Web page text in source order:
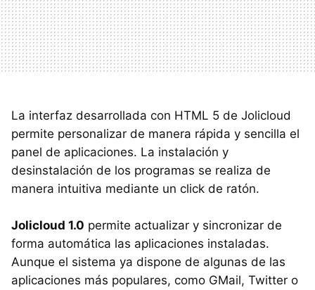
La interfaz desarrollada con HTML 5 de Jolicloud
permite personalizar de manera rápida y sencilla el
panel de aplicaciones. La instalación y
desinstalación de los programas se realiza de
manera intuitiva mediante un click de ratón.
Jolicloud 1.0 permite actualizar y sincronizar de
forma automática las aplicaciones instaladas.
Aunque el sistema ya dispone de algunas de las
aplicaciones más populares, como GMail, Twitter o